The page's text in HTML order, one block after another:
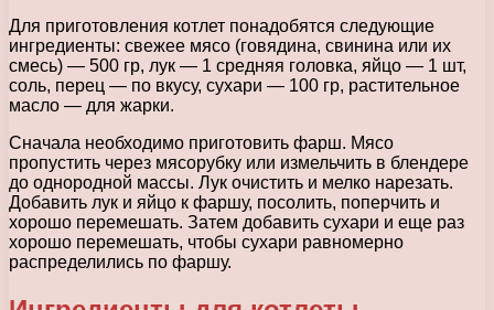
Для приготовления котлет понадобятся следующие
ингредиенты: свежее мясо (говядина, свинина или их
смесь) — 500 гр, лук — 1 средняя головка, яйцо — 1 шт,
соль, перец — по вкусу, сухари — 100 гр, растительное
масло — для жарки.
Сначала необходимо приготовить фарш. Мясо
пропустить через мясорубку или измельчить в блендере
до однородной массы. Лук очистить и мелко нарезать.
Добавить лук и яйцо к фаршу, посолить, поперчить и
хорошо перемешать. Затем добавить сухари и еще раз
хорошо перемешать, чтобы сухари равномерно
распределились по фаршу.